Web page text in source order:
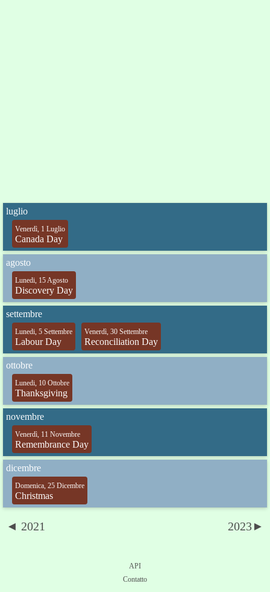
luglio
Venerdì, 1 Luglio
Canada Day
agosto
Lunedi, 15 Agosto
Discovery Day
settembre
Lunedi, 5 Settembre
Labour Day
Venerdì, 30 Settembre
Reconciliation Day
ottobre
Lunedi, 10 Ottobre
Thanksgiving
novembre
Venerdì, 11 Novembre
Remembrance Day
dicembre
Domenica, 25 Dicembre
Christmas
◄ 2021 2023►
API
Contatto